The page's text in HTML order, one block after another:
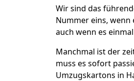
Wir sind das
Nummer eins, wenn
auch wenn es
Manchmal ist der
muss es sofort
Umzugskartons in